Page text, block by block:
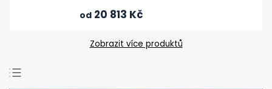
od 20 813 Kč
Zobrazit více produktů